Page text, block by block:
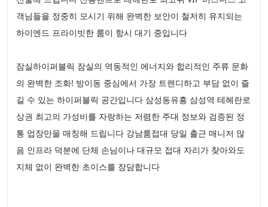
객님들을 정중히 모시기 위해 완벽한 보안이 철저히 유지되는
하이엔드 프라이빗한 룸이 항시 대기 중입니다
잠실하이퍼블릭 잠실의 역동적인 에너지와 합리적인 주류 문화
의 완벽한 조화! 방이동 중심에서 가장 트렌디하고 부담 없이 즐
길 수 있는 하이퍼블릭 공간입니다 삼성동유흥 삼성역 테헤란로
상권 최고의 가성비를 자랑하는 저렴한 주대 정보와 검증된 정
통 업장만을 매칭해 드립니다 강남룸접대 당일 출근 매니저 많
음 인프라 덕분에 단체 손님이나 대규모 접대 자리가 찾아와도
지체 없이 완벽한 초이스를 장담합니다